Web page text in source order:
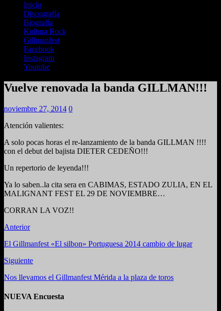
Inicio
Discografía
Biografía
Kultura Rock
Gillmanfest
Facebook
Instagram
Youtube
Vuelve renovada la banda GILLMAN!!!
noviembre 27, 2014 0
Atención valientes:
A solo pocas horas el re-lanzamiento de la banda GILLMAN !!!!
con el debut del bajista DIETER CEDEÑO!!!
Un repertorio de leyenda!!!
Ya lo saben..la cita sera en CABIMAS, ESTADO ZULIA, EN EL
MALIGNANT FEST EL 29 DE NOVIEMBRE…
CORRAN LA VOZ!!
Anterior
El Gillmanfest «El silbon» Portuguesa 2014 cambio de lugar
Siguiente
Nos llevamos el Gillmanfest Mérida a la plaza de toros
NUEVA Encuesta